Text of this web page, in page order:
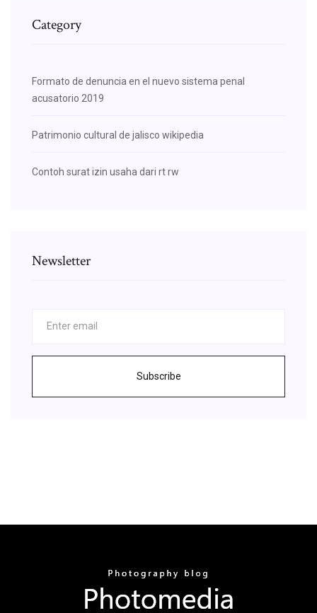
Category
Formato de denuncia en el nuevo sistema penal
acusatorio 2019
Patrimonio cultural de jalisco wikipedia
Contoh surat izin usaha dari rt rw
Newsletter
Subscribe